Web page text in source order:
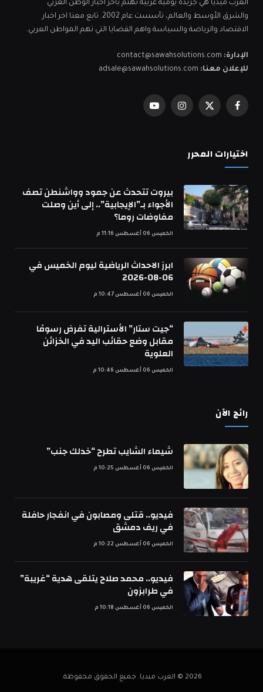
العرب ميديا هي جريدة يومية عربية تهتم بآخر اخبار الوطن العربي
والشرق الأوسط والعالم، تأسست عام 2002. تابع معنا اخر اخبار
الاقتصاد والرياضة والسياسة واهم القضايا التي تهم المواطن العربي.
الإدارة: contact@sawahsolutions.com
للإعلان معنا: adsale@sawahsolutions.com
فيسبوكX
الانستغراميوتيوب
اختيارات المحرر
بيروت تتحدث عن جمود وواشنطن تصف
الأجواء بـ”الإيجابية”.. إلى أين وصلت
مفاوضات روما؟
الخميس 06 أغسطس 11:16 م
ابرز الاحداث الرياضية ليوم الخميس في
06-08-2026
الخميس 06 أغسطس 10:47 م
“جيت ستار” الأسترالية تفرض رسومًا
مقابل وضع حقائب اليد في الخزائن
العلوية
الخميس 06 أغسطس 10:46 م
رائج الآن
شيماء الشايب تطرح “خدلك جنب”
الخميس 06 أغسطس 10:25 م
فيديو.. قتلى ومصابون في انفجار حافلة
في ريف دمشق
الخميس 06 أغسطس 10:22 م
فيديو.. محمد صلاح يتلقى هدية “غريبة”
في طرابزون
الخميس 06 أغسطس 10:18 م
2026 © العرب ميديا. جميع الحقوق محفوظة.